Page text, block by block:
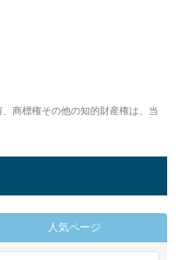
商標権その他の知的財産権は、当
人気ページ